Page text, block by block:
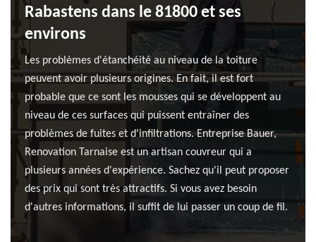
Rabastens dans le 81800 et ses
environs
Les problèmes d'étanchéité au niveau de la toiture
peuvent avoir plusieurs origines. En fait, il est fort
probable que ce sont les mousses qui se développent au
niveau de ces surfaces qui puissent entraîner des
problèmes de fuites et d'infiltrations. Entreprise Bauer,
Renovation Tarnaise est un artisan couvreur qui a
plusieurs années d'expérience. Sachez qu'il peut proposer
des prix qui sont très attractifs. Si vous avez besoin
d'autres informations, il suffit de lui passer un coup de fil.